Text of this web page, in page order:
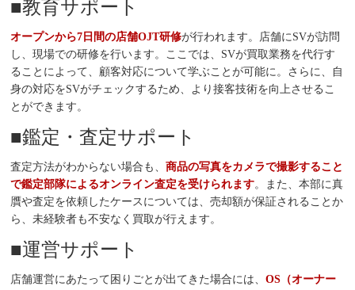
■教育サポート
オープンから7日間の店舗OJT研修が行われます。店舗にSVが訪問
し、現場での研修を行います。ここでは、SVが買取業務を代行す
ることによって、顧客対応について学ぶことが可能に。さらに、自
身の対応をSVがチェックするため、より接客技術を向上させるこ
とができます。
■鑑定・査定サポート
査定方法がわからない場合も、商品の写真をカメラで撮影すること
で鑑定部隊によるオンライン査定を受けられます。また、本部に真
贋や査定を依頼したケースについては、売却額が保証されることか
ら、未経験者も不安なく買取が行えます。
■運営サポート
店舗運営にあたって困りごとが出てきた場合には、OS（オーナー